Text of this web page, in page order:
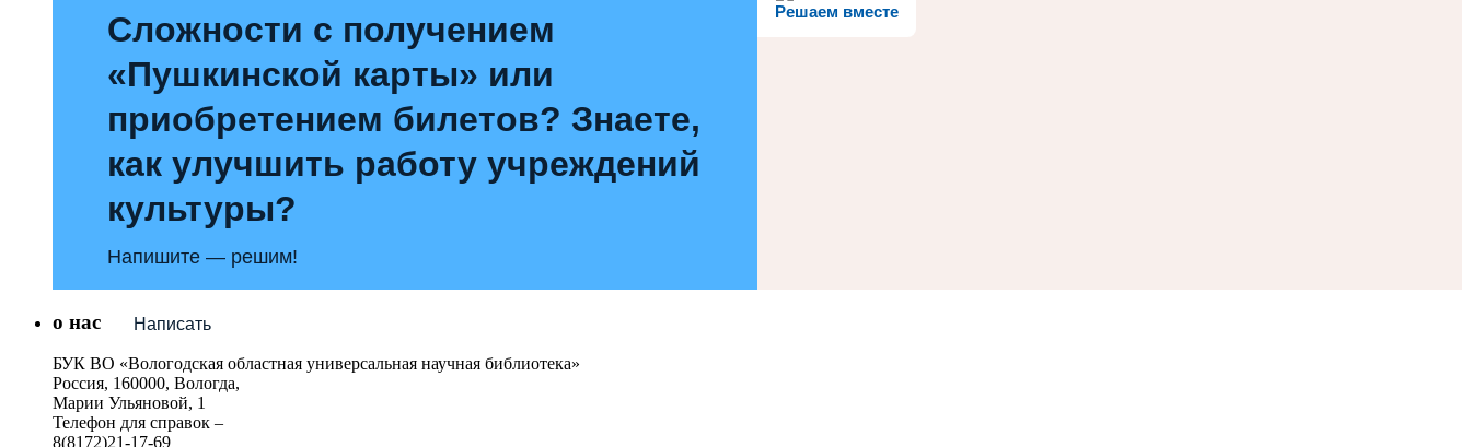
Решаем вместе
Сложности с получением
«Пушкинской карты» или
приобретением билетов? Знаете,
как улучшить работу учреждений
культуры?
Напишите — решим!
Написать
о нас
БУК ВО «Вологодская областная универсальная научная библиотека»
Россия, 160000, Вологда,
Марии Ульяновой, 1
Телефон для справок –
8(8172)21-17-69